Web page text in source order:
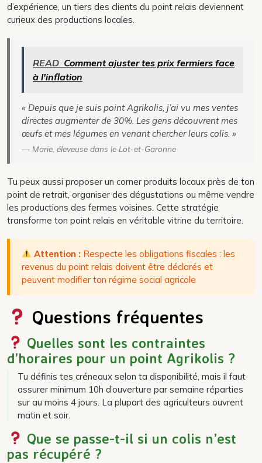
d’expérience, un tiers des clients du point relais deviennent
curieux des productions locales.
READ Comment ajuster tes prix fermiers face
à l'inflation
« Depuis que je suis point Agrikolis, j’ai vu mes ventes
directes augmenter de 30%. Les gens découvrent mes
œufs et mes légumes en venant chercher leurs colis. »
— Marie, éleveuse dans le Lot-et-Garonne
Tu peux aussi proposer un corner produits locaux près de ton
point de retrait, organiser des dégustations ou même vendre
les productions des fermes voisines. Cette stratégie
transforme ton point relais en véritable vitrine du territoire.
Attention : Respecte les obligations fiscales : les
revenus du point relais doivent être déclarés et
peuvent modifier ton régime social agricole
Questions fréquentes
Quelles sont les contraintes
d’horaires pour un point Agrikolis ?
Tu définis tes créneaux selon ta disponibilité, mais il faut
assurer minimum 10h d’ouverture par semaine réparties
sur au moins 4 jours. La plupart des agriculteurs ouvrent
matin et soir.
Que se passe-t-il si un colis n’est
pas récupéré ?